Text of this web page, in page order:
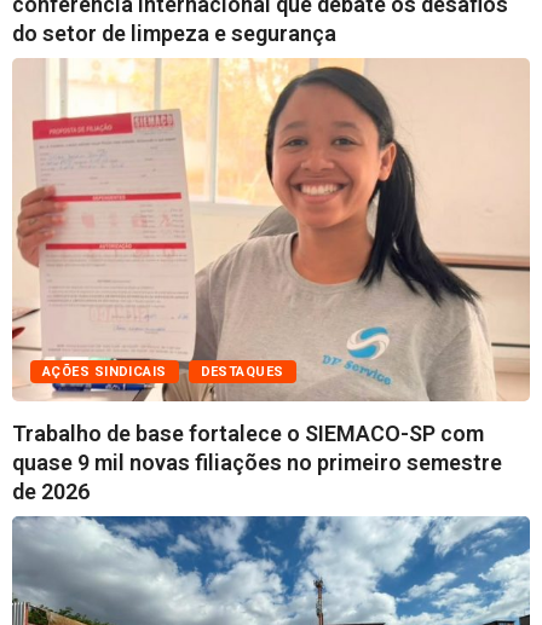
do setor de limpeza e segurança
AÇÕES SINDICAIS DESTAQUES
Trabalho de base fortalece o SIEMACO-SP com
quase 9 mil novas filiações no primeiro semestre
de 2026